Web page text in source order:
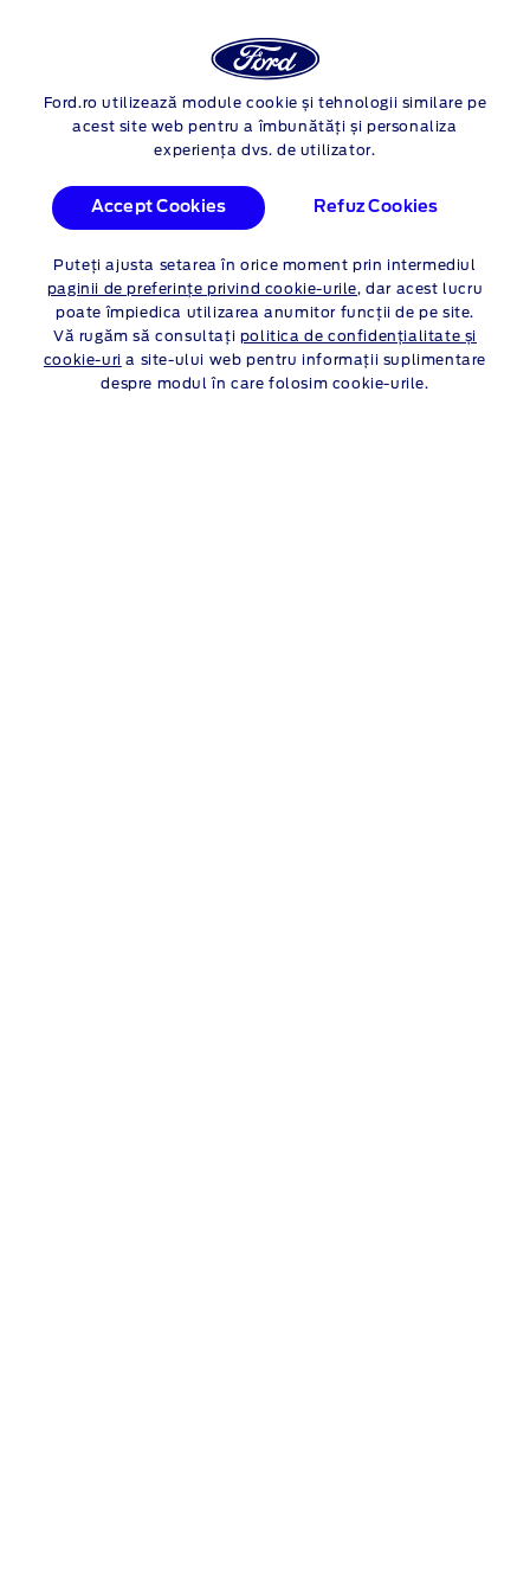
Ford.ro utilizează module cookie și tehnologii similare pe
acest site web pentru a îmbunătăți și personaliza
experiența dvs. de utilizator.
Accept Cookies Refuz Cookies
Puteți ajusta setarea în orice moment prin intermediul
paginii de preferințe privind cookie-urile, dar acest lucru
poate împiedica utilizarea anumitor funcții de pe site.
Vă rugăm să consultați politica de confidențialitate și
cookie-uri a site-ului web pentru informații suplimentare
despre modul în care folosim cookie-urile.
MODIFICARE DEALER